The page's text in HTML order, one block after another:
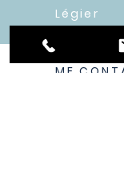
Légier
ME